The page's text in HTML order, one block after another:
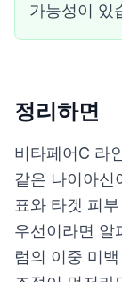
가능성이 있
정리하면
비타페어C 라
같은 나이아신
표와 타겟 피
우선이라면 알
럼의 이중 미